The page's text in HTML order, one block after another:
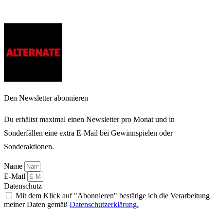
Den Newsletter abonnieren
Du erhältst maximal einen Newsletter pro Monat und in
Sonderfällen eine extra E-Mail bei Gewinnspielen oder
Sonderaktionen.
Name
E-Mail
Datenschutz
Mit dem Klick auf "Abonnieren" bestätige ich die Verarbeitung
meiner Daten gemäß Datenschutzerklärung.